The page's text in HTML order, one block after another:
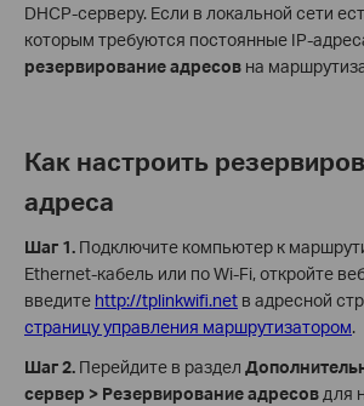
DHCP-серверу. Если в локальной сети
которым требуются постоянные IP-
резервирование адресов на
Как настроить
адреса
Шаг 1. Подключите компьютер к
Ethernet-кабель или по Wi-Fi, откройте
введите http://tplinkwifi.net в адресной
страницу управления маршрутизатором.
Шаг 2. Перейдите в раздел
сервер > Резервирование адресов для